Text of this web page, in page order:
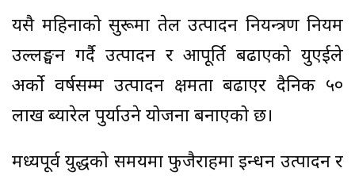
यसै महिनाको सुरूमा तेल उत्पादन नियन्त्रण नियम
उल्लङ्घन गर्दै उत्पादन र आपूर्ति बढाएको युएईले
अर्को वर्षसम्म उत्पादन क्षमता बढाएर दैनिक ५०
लाख ब्यारेल पुर्याउने योजना बनाएको छ।
मध्यपूर्व युद्धको समयमा फुजैराहमा इन्धन उत्पादन र